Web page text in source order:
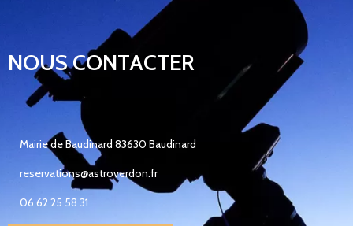
NOUS CONTACTER
Mairie de Baudinard 83630 Baudinard
reservations@astroverdon.fr
06 62 25 58 31